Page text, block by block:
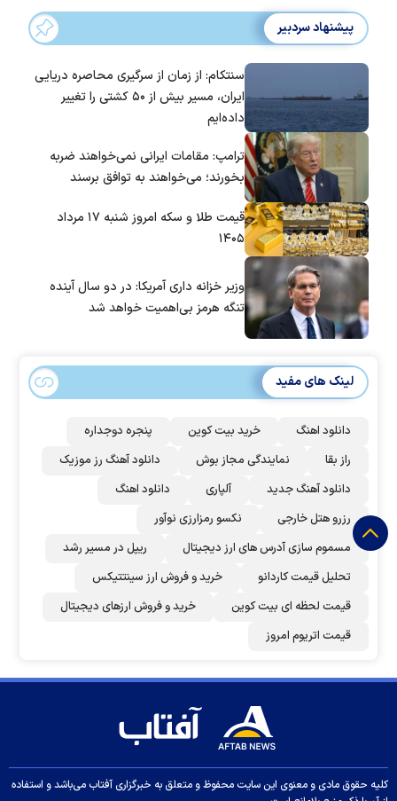
پیشنهاد سردبیر
سنتکام: از زمان از سرگیری محاصره دریایی
ایران، مسیر بیش از ۵۰ کشتی را تغییر
داده‌ایم
ترامپ: مقامات ایرانی نمی‌خواهند ضربه
بخورند؛ می‌خواهند به توافق برسند
قیمت طلا و سکه امروز شنبه ۱۷ مرداد
۱۴۰۵
وزیر خزانه داری آمریکا: در دو سال آینده
تنگه هرمز بی‌اهمیت خواهد شد
لینک های مفید
دانلود اهنگ خرید بیت کوین
پنجره دوجداره
راز بقا
نمایندگی مجاز بوش
دانلود آهنگ رز‌ موزیک
دانلود آهنگ جدید
آلپاری
دانلود اهنگ
رزرو هتل خارجی
نکسو رمزارزی نوآور
مسموم سازی آدرس های ارز دیجیتال
ریپل در مسیر رشد
تحلیل قیمت کاردانو
خرید و فروش ارز سینتتیکس
قیمت لحظه ای بیت کوین
خرید و فروش ارزهای دیجیتال
قیمت اتریوم امروز
کلیه حقوق مادی و معنوی این سایت محفوظ و متعلق به خبرگزاری آفتاب می‌باشد و استفاده